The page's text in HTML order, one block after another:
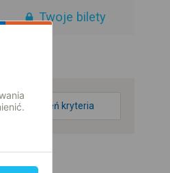
Twoje bilety
zmień kryteria